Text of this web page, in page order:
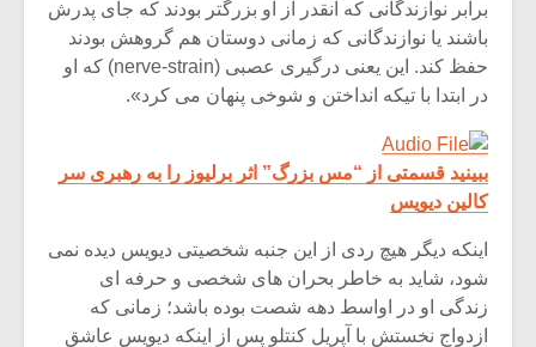
برابر نوازندگانی که آنقدر از او بزرگتر بودند که جای پدرش
باشند یا نوازندگانی که زمانی دوستان هم گروهش بودند
حفظ کند. این یعنی درگیری عصبی (nerve-strain) که او
در ابتدا با تیکه انداختن و شوخی پنهان می کرد».
ببینید قسمتی از “مس بزرگ” اثر برلیوز را به رهبری سر
کالین دیویس
اینکه دیگر هیچ ردی از این جنبه شخصیتی دیویس دیده نمی
شود، شاید به خاطر بحران های شخصی و حرفه ای
زندگی او در اواسط دهه شصت بوده باشد؛ زمانی که
ازدواج نخستش با آپریل کنتلو پس از اینکه دیویس عاشق